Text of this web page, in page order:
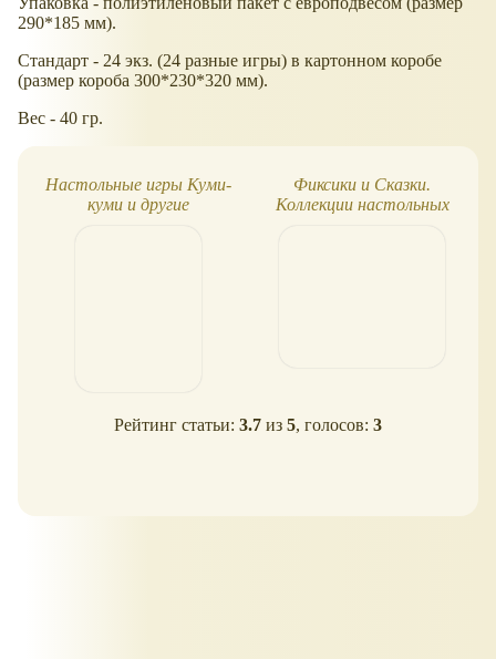
290*185 мм).
Стандарт - 24 экз. (24 разные игры) в картонном коробе
(размер короба 300*230*320 мм).
Вес - 40 гр.
Настольные игры Куми-
куми и другие
Фиксики и Сказки.
Коллекции настольных
Рейтинг статьи: 3.7 из 5, голосов: 3